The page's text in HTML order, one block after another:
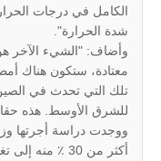
الكامل في درجات
شدة الحرارة".
وأضاف: "الشيء الآخر
معتادة، ستكون هناك
تلك التي تحدث في
للشرق الأوسط. هذه حقا
ووجدت دراسة أجرتها
أكثر من 30 ٪